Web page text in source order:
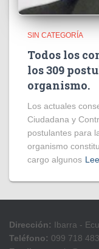
SIN CATEGORÍA
Todos los
los 309
organismo.
Los actuales
Ciudadana y
postulantes para
organismo
cargo algunos
Dirección: Ibarra -
Teléfono: 099 718